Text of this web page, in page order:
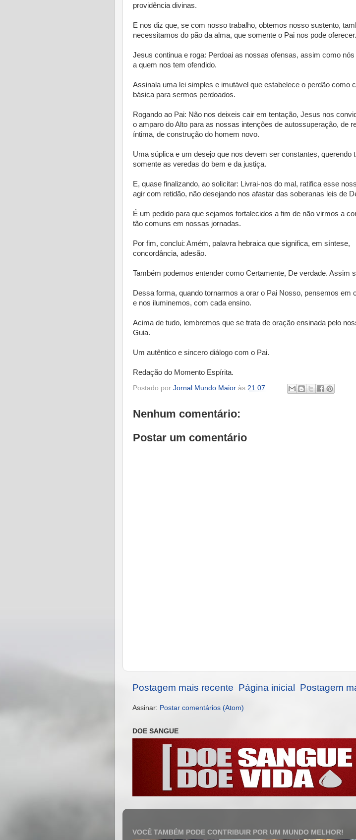
providência divinas.
E nos diz que, se com nosso trabalho, obtemos nosso sustento,
necessitamos do pão da alma, que somente o Pai nos pode oferecer.
Jesus continua e roga: Perdoai as nossas ofensas, assim como
a quem nos tem ofendido.
Assinala uma lei simples e imutável que estabelece o perdão como
básica para sermos perdoados.
Rogando ao Pai: Não nos deixeis cair em tentação, Jesus nos
o amparo do Alto para as nossas intenções de autossuperação, de
íntima, de construção do homem novo.
Uma súplica e um desejo que nos devem ser constantes, querendo
somente as veredas do bem e da justiça.
E, quase finalizando, ao solicitar: Livrai-nos do mal, ratifica esse
agir com retidão, não desejando nos afastar das soberanas leis de
É um pedido para que sejamos fortalecidos a fim de não virmos a
tão comuns em nossas jornadas.
Por fim, conclui: Amém, palavra hebraica que significa, em síntese,
concordância, adesão.
Também podemos entender como Certamente, De verdade. Assim
Dessa forma, quando tornarmos a orar o Pai Nosso, pensemos em
e nos iluminemos, com cada ensino.
Acima de tudo, lembremos que se trata de oração ensinada pelo
Guia.
Um autêntico e sincero diálogo com o Pai.
Redação do Momento Espírita.
Postado por Jornal Mundo Maior às 21:07
Nenhum comentário:
Postar um comentário
Postagem mais recente Postagem
Página inicial
Assinar: Postar comentários (Atom)
DOE SANGUE
VOCÊ TAMBÉM PODE CONTRIBUIR POR UM MUNDO MELHOR!